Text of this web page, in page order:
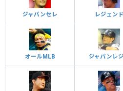
ジャパンセレ レジェンド
オールMLB ジャパンレ